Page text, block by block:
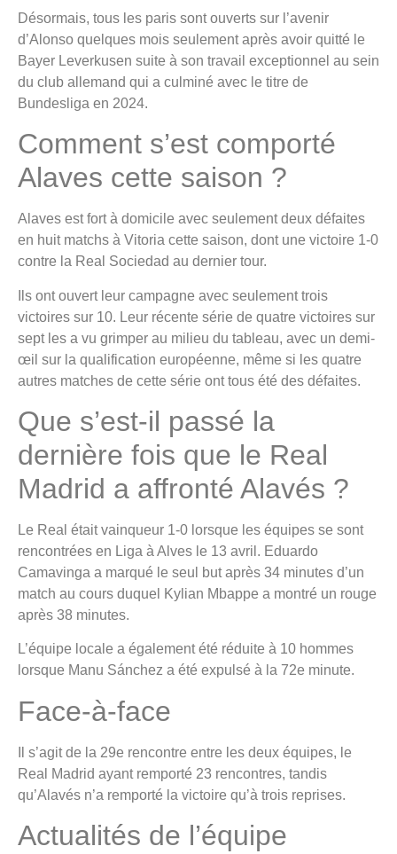
Désormais, tous les paris sont ouverts sur l’avenir
d’Alonso quelques mois seulement après avoir quitté le
Bayer Leverkusen suite à son travail exceptionnel au sein
du club allemand qui a culminé avec le titre de
Bundesliga en 2024.
Comment s’est comporté
Alaves cette saison ?
Alaves est fort à domicile avec seulement deux défaites
en huit matchs à Vitoria cette saison, dont une victoire 1-0
contre la Real Sociedad au dernier tour.
Ils ont ouvert leur campagne avec seulement trois
victoires sur 10. Leur récente série de quatre victoires sur
sept les a vu grimper au milieu du tableau, avec un demi-
œil sur la qualification européenne, même si les quatre
autres matches de cette série ont tous été des défaites.
Que s’est-il passé la
dernière fois que le Real
Madrid a affronté Alavés ?
Le Real était vainqueur 1-0 lorsque les équipes se sont
rencontrées en Liga à Alves le 13 avril. Eduardo
Camavinga a marqué le seul but après 34 minutes d’un
match au cours duquel Kylian Mbappe a montré un rouge
après 38 minutes.
L’équipe locale a également été réduite à 10 hommes
lorsque Manu Sánchez a été expulsé à la 72e minute.
Face-à-face
Il s’agit de la 29e rencontre entre les deux équipes, le
Real Madrid ayant remporté 23 rencontres, tandis
qu’Alavés n’a remporté la victoire qu’à trois reprises.
Actualités de l’équipe